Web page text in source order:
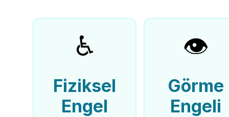
♿
Fiziksel
Engel
👁️
Görme
Engeli